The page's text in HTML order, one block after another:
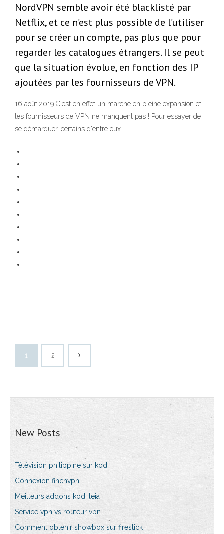
NordVPN semble avoir été blacklisté par
Netflix, et ce n’est plus possible de l’utiliser
pour se créer un compte, pas plus que pour
regarder les catalogues étrangers. Il se peut
que la situation évolue, en fonction des IP
ajoutées par les fournisseurs de VPN.
16 août 2019 C'est en effet un marché en pleine expansion et
les fournisseurs de VPN ne manquent pas ! Pour essayer de
se démarquer, certains d'entre eux
1 2
New Posts
Télévision philippine sur kodi
Connexion finchvpn
Meilleurs addons kodi leia
Service vpn vs routeur vpn
Comment obtenir showbox sur firestick